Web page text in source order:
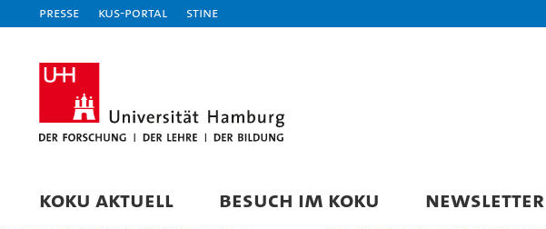
Presse KUS-Portal STiNE
KOKU AKTUELL BESUCH IM KOKU NEWSLETTER